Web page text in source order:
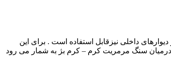
داخلی نیزقابل استفاده است . برای این
درمیان سنگ مرمریت کرم – کرم بژ به شمار می رود